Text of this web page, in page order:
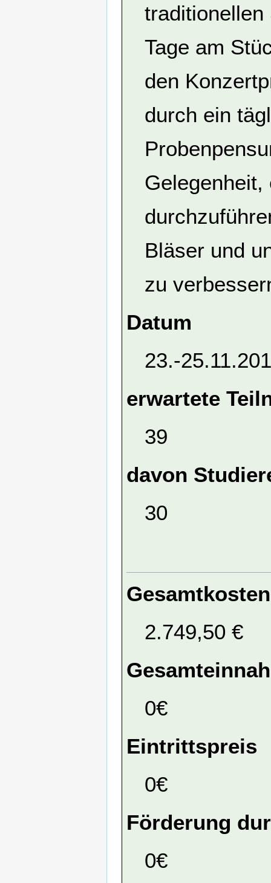
Tage am
den
durch ein
Bläser und
zu
Datum
23.-
erwartete
39
davon
30
Gesamtkosten
2.749,50 €
0€
Eintrittspreis
0€
Förderung
0€